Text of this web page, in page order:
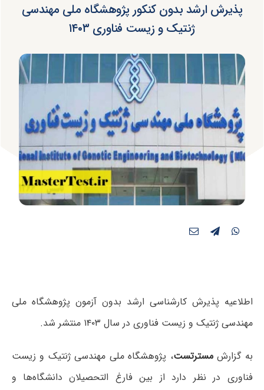
پذیرش ارشد بدون کنکور پژوهشگاه ملی مهندسی
ژنتیک و زیست فناوری ۱۴۰۳
اطلاعیه پذیرش کارشناسی ارشد بدون آزمون پژوهشگاه ملی
مهندسی ژنتیک و زیست فناوری در سال ۱۴۰۳ منتشر شد.
به گزارشمسترتست، پژوهشگاه ملی مهندسی ژنتیک و زیست
فناوری در نظر دارد از بین فارغ التحصیلان دانشگاه‌ها و